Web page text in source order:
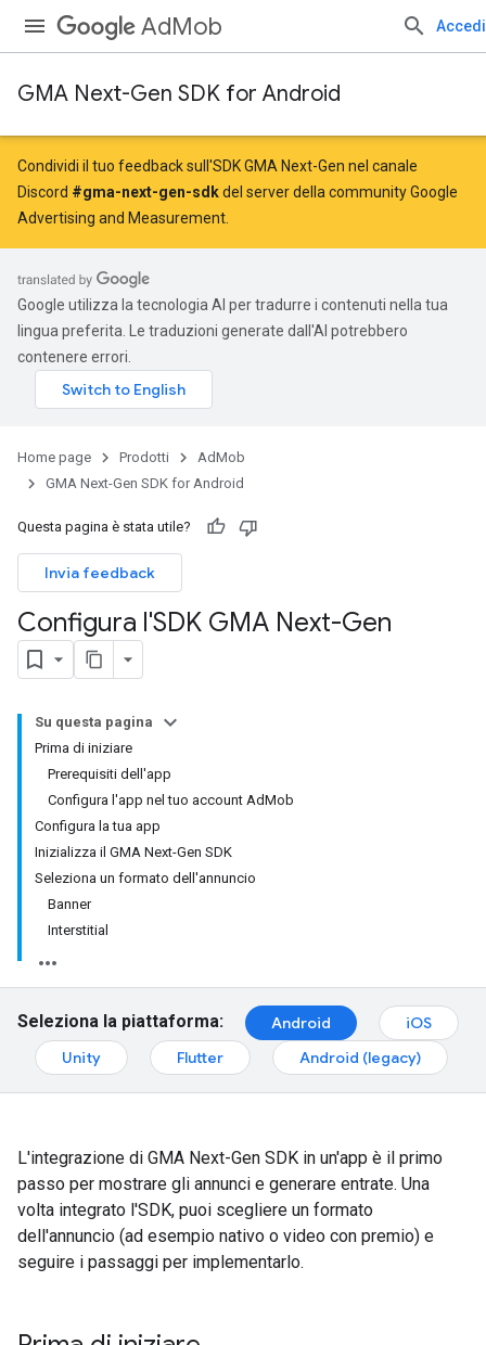
AdMob Accedi
GMA Next-Gen SDK for Android
Condividi il tuo feedback sull'SDK GMA Next-Gen nel canale
Discord #gma-next-gen-sdkdel server della community Google
Advertising and Measurement.
Google utilizza la tecnologia AI per tradurre i contenuti nella tua
lingua preferita. Le traduzioni generate dall'AI potrebbero
contenere errori.
Home page Prodotti
AdMob
GMA Next-Gen SDK for Android
Questa pagina è stata utile?
Invia feedback
Configura l'SDK GMA Next-Gen
Su questa pagina
Prima di iniziare
Prerequisiti dell'app
Configura l'app nel tuo account AdMob
Configura la tua app
Inizializza il GMA Next-Gen SDK
Seleziona un formato dell'annuncio
Banner
Interstitial
Seleziona la piattaforma: Android
iOS
Unity
Flutter Android (legacy)
L'integrazione di GMA Next-Gen SDK in un'app è il primo
passo per mostrare gli annunci e generare entrate. Una
volta integrato l'SDK, puoi scegliere un formato
dell'annuncio (ad esempio nativo o video con premio) e
seguire i passaggi per implementarlo.